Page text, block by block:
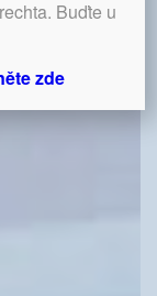
Buďte u
zde